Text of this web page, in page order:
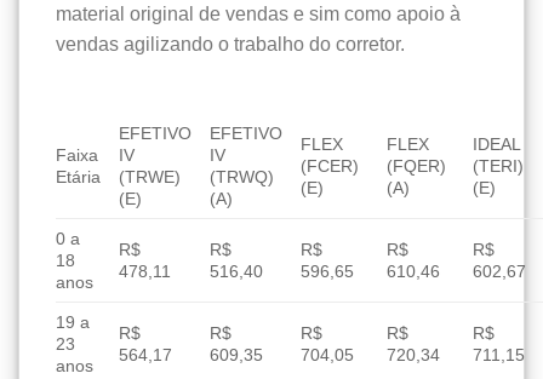
material original de vendas e sim como apoio à
vendas agilizando o trabalho do corretor.
Faixa
Etária
EFETIVO
IV
(TRWE)
(E)
EFETIVO
IV
(TRWQ)
(A)
FLEX
(FCER)
(E)
FLEX
(FQER)
(A)
IDEAL
(TERI)
(E)
0 a
18
anos
R$
478,11
R$
516,40
R$
596,65
R$
610,46
R$
602,67
19 a
23
anos
R$
564,17
R$
609,35
R$
704,05
R$
720,34
R$
711,15